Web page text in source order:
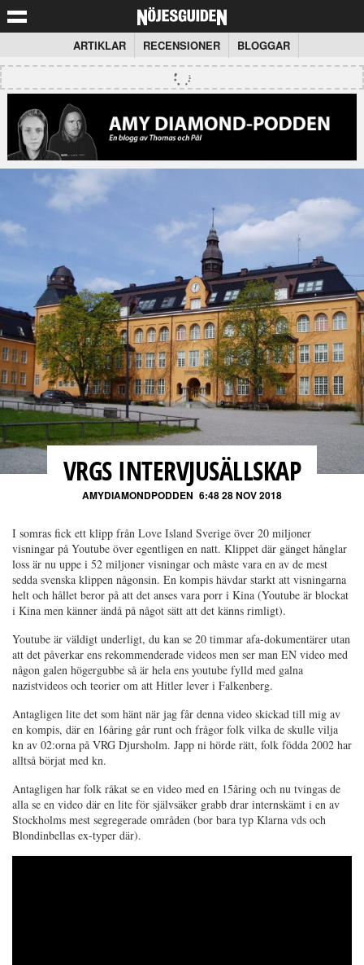
ARTIKLAR RECENSIONER BLOGGAR
VRGS INTERVJUSÄLLSKAP
AMYDIAMONDPODDEN 6:48 28 NOV 2018
I somras fick ett klipp från Love Island Sverige över 20 miljoner
visningar på Youtube över egentligen en natt. Klippet där gänget hånglar
loss är nu uppe i 52 miljoner visningar och måste vara en av de mest
sedda svenska klippen någonsin. En kompis hävdar starkt att visningarna
helt och hållet beror på att det anses vara porr i Kina (Youtube är blockat
i Kina men känner ändå på något sätt att det känns rimligt).
Youtube är väldigt underligt, du kan se 20 timmar afa-dokumentärer utan
att det påverkar ens rekommenderade videos men ser man EN video med
någon galen högergubbe så är hela ens youtube fylld med galna
nazistvideos och teorier om att Hitler lever i Falkenberg.
Antagligen lite det som hänt när jag får denna video skickad till mig av
en kompis, där en 16åring går runt och frågor folk vilka de skulle vilja
kn av 02:orna på VRG Djursholm. Japp ni hörde rätt, folk födda 2002 har
alltså börjat med kn.
Antagligen har folk råkat se en video med en 15åring och nu tvingas de
alla se en video där en lite för självsäker grabb drar internskämt i en av
Stockholms mest segregerade områden (bor bara typ Klarna vds och
Blondinbellas ex-typer där).